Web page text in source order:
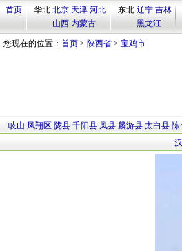
首页 华北 北京 天津 河北
山西 内蒙古
东北 辽宁 吉林
黑龙江
您现在的位置： 首页 > 陕西省 > 宝鸡市
岐山 凤翔区 陇县 千阳县 凤县 麟游县 太白县 陈